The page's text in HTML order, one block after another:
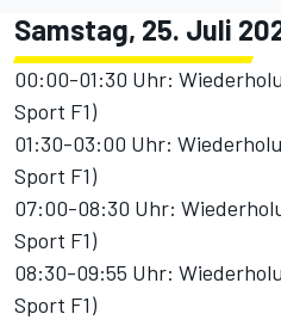
Samstag, 25. Juli
00:00-01:30 Uhr:
Sport F1)
01:30-03:00 Uhr:
Sport F1)
07:00-08:30 Uhr:
Sport F1)
08:30-09:55 Uhr:
Sport F1)